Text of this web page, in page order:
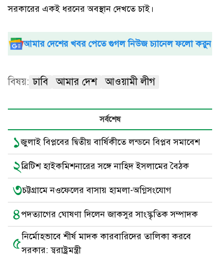
সরকারের একই ধরনের অবস্থান দেখতে চাই।
আমার দেশের খবর পেতে গুগল নিউজ চ্যানেল ফলো করুন
বিষয়: ঢাবি আমার দেশ আওয়ামী লীগ
সর্বশেষ
১জুলাই বিপ্লবের দ্বিতীয় বার্ষিকীতে লন্ডনে বিপ্লব সমাবেশ
২ব্রিটিশ হাইকমিশনারের সঙ্গে নাহিদ ইসলামের বৈঠক
৩চট্টগ্রামে নওফেলের বাসায় হামলা-অগ্নিসংযোগ
৪পদত্যাগের ঘোষণা দিলেন জাকসুর সাংস্কৃতিক সম্পাদক
৫নির্মোহভাবে শীর্ষ মাদক কারবারিদের তালিকা করবে
সরকার: স্বরাষ্ট্রমন্ত্রী